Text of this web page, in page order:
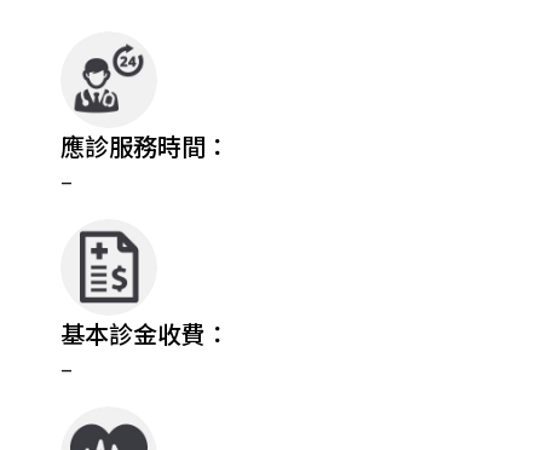
應診服務時間：
–
基本診金收費：
–